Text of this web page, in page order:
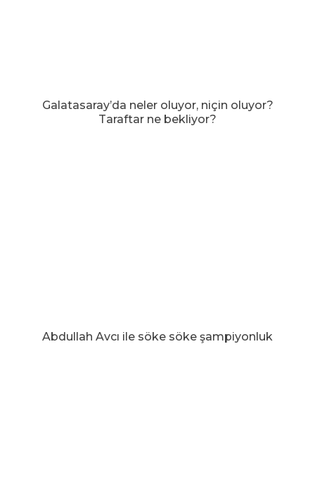
Galatasaray’da neler oluyor, niçin oluyor?
Taraftar ne bekliyor?
Abdullah Avcı ile söke söke şampiyonluk